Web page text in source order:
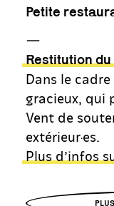
Petite
—
Restitution
Dans le
gracieux, qui
Vent de
extérieur·es.
Plus d’infos